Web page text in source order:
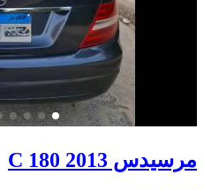
مرسيدس C 180 2013